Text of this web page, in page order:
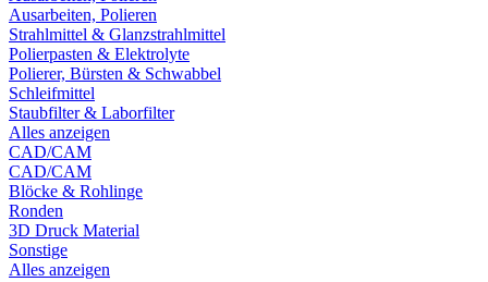
Ausarbeiten, Polieren
Strahlmittel & Glanzstrahlmittel
Polierpasten & Elektrolyte
Polierer, Bürsten & Schwabbel
Schleifmittel
Staubfilter & Laborfilter
Alles anzeigen
CAD/CAM
CAD/CAM
Blöcke & Rohlinge
Ronden
3D Druck Material
Sonstige
Alles anzeigen